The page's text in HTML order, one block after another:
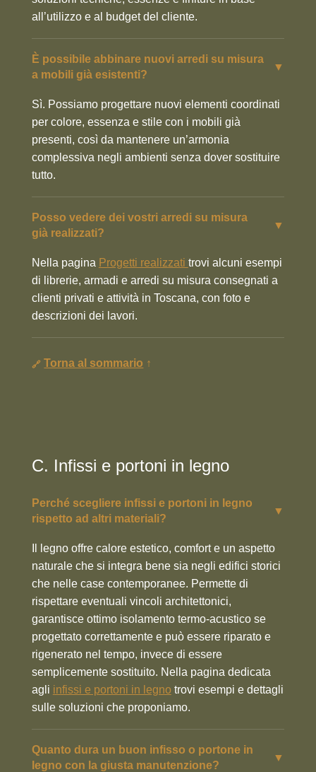
all’utilizzo e al budget del cliente.
È possibile abbinare nuovi arredi su misura
a mobili già esistenti?
▼
Sì. Possiamo progettare nuovi elementi coordinati
per colore, essenza e stile con i mobili già
presenti, così da mantenere un’armonia
complessiva negli ambienti senza dover sostituire
tutto.
Posso vedere dei vostri arredi su misura
già realizzati?
▼
Nella pagina Progetti realizzati trovi alcuni esempi
di librerie, armadi e arredi su misura consegnati a
clienti privati e attività in Toscana, con foto e
descrizioni dei lavori.
Torna al sommario ↑
C. Infissi e portoni in legno
Perché scegliere infissi e portoni in legno
rispetto ad altri materiali?
▼
Il legno offre calore estetico, comfort e un aspetto
naturale che si integra bene sia negli edifici storici
che nelle case contemporanee. Permette di
rispettare eventuali vincoli architettonici,
garantisce ottimo isolamento termo-acustico se
progettato correttamente e può essere riparato e
rigenerato nel tempo, invece di essere
semplicemente sostituito. Nella pagina dedicata
agli infissi e portoni in legno trovi esempi e dettagli
sulle soluzioni che proponiamo.
Quanto dura un buon infisso o portone in
legno con la giusta manutenzione?
▼